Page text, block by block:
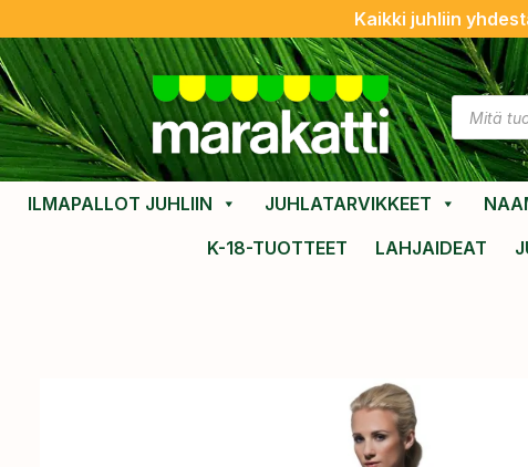
Kaikki juhliin
ILMAPALLOT JUHLIIN JUHLATARVIKKEET
K-18-TUOTTEET
LAHJAIDEAT